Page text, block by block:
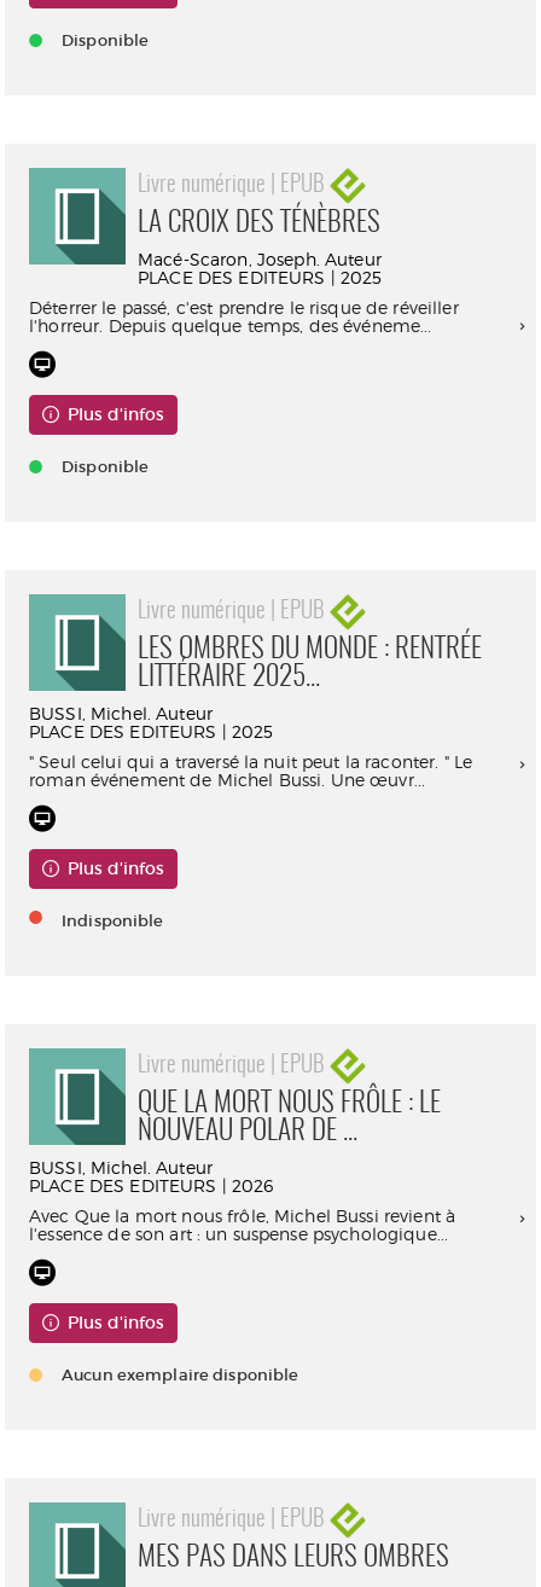
Disponible
Livre numérique | EPUB
LA CROIX DES TÉNÈBRES
Macé-Scaron, Joseph. Auteur
PLACE DES EDITEURS | 2025
Déterrer le passé, c'est prendre le risque de réveiller
l'horreur. Depuis quelque temps, des événeme...
Plus d'infos
Disponible
Livre numérique | EPUB
LES OMBRES DU MONDE : RENTRÉE
LITTÉRAIRE 2025...
BUSSI, Michel. Auteur
PLACE DES EDITEURS | 2025
" Seul celui qui a traversé la nuit peut la raconter. " Le
roman événement de Michel Bussi. Une œuvr...
Plus d'infos
Indisponible
Livre numérique | EPUB
QUE LA MORT NOUS FRÔLE : LE
NOUVEAU POLAR DE ...
BUSSI, Michel. Auteur
PLACE DES EDITEURS | 2026
Avec Que la mort nous frôle, Michel Bussi revient à
l'essence de son art : un suspense psychologique...
Plus d'infos
Aucun exemplaire disponible
Livre numérique | EPUB
MES PAS DANS LEURS OMBRES